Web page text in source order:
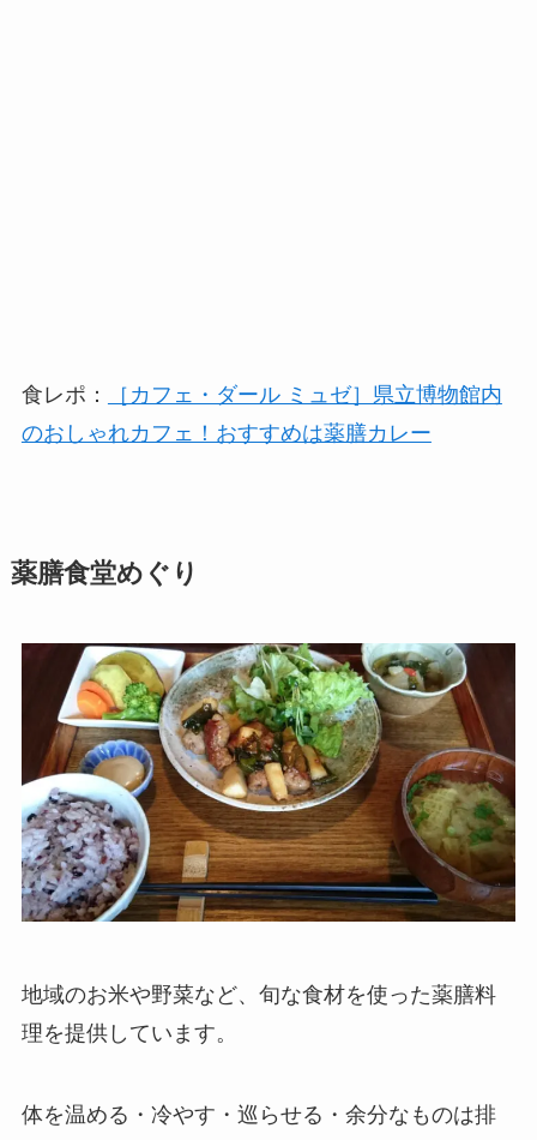
食レポ：
［カフェ・ダール ミュゼ］県立博物館内
のおしゃれカフェ！おすすめは薬膳カレー
薬膳食堂めぐり
地域のお米や野菜など、旬な食材を使った薬膳料
理を提供しています。
体を温める・冷やす・巡らせる・余分なものは排